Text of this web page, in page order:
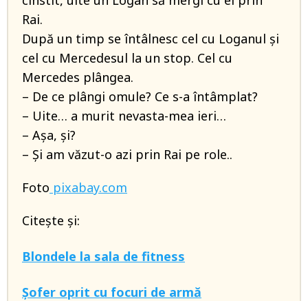
Rai.
După un timp se întâlnesc cel cu Loganul și
cel cu Mercedesul la un stop. Cel cu
Mercedes plângea.
– De ce plângi omule? Ce s-a întâmplat?
– Uite… a murit nevasta-mea ieri…
– Așa, și?
– Și am văzut-o azi prin Rai pe role..
Foto pixabay.com
Citește și:
Blondele la sala de fitness
Șofer oprit cu focuri de armă